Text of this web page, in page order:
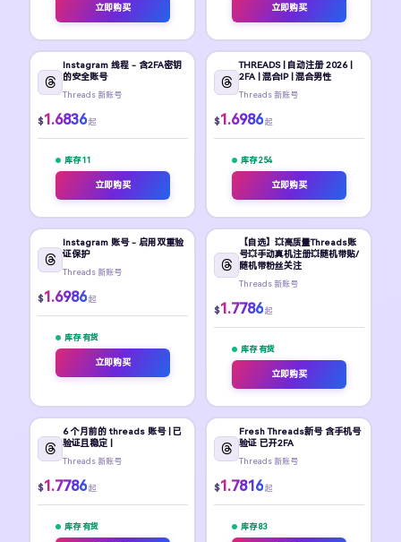
立即购买 立即购买
Instagram 线程 - 含2FA密钥
的安全账号
Threads 新账号
$1.6836 起
库存 11
立即购买
THREADS | 自动注册 2026 |
2FA | 混合IP | 混合男性
Threads 新账号
$1.6986 起
库存 254
立即购买
Instagram 账号 - 启用双重验
证保护
Threads 新账号
$1.6986 起
库存 有货
立即购买
【自选】💥高质量Threads账
号💥手动真机注册💥随机带贴/
随机带粉丝关注
Threads 新账号
$1.7786 起
库存 有货
立即购买
6 个月前的 threads 账号 | 已
验证且稳定 |
Threads 新账号
$1.7786 起
库存 有货
Fresh Threads新号 含手机号
验证 已开2FA
Threads 新账号
$1.7816 起
库存 83